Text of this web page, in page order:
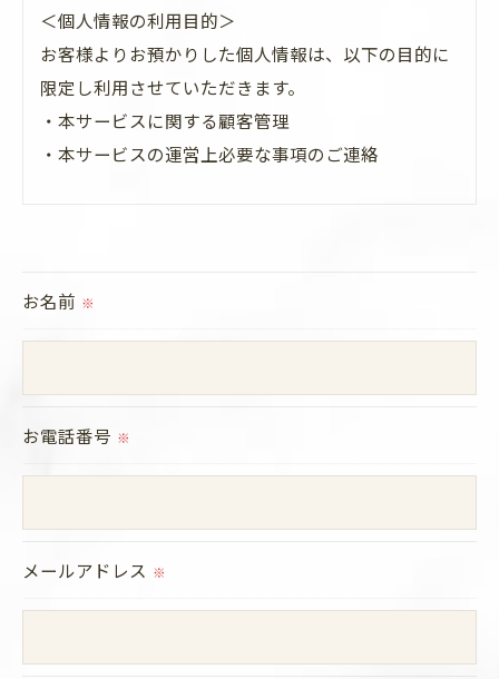
＜個人情報の利用目的＞
お客様よりお預かりした個人情報は、以下の目的に
限定し利用させていただきます。
・本サービスに関する顧客管理
・本サービスの運営上必要な事項のご連絡
られた場合を除き、
お名前 ※
お電話番号 ※
メールアドレス ※